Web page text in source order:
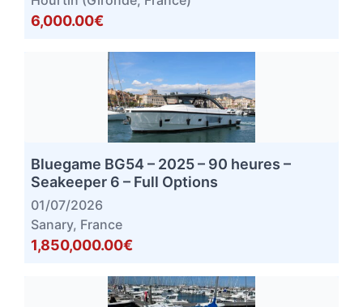
6,000.00€
Bluegame BG54 – 2025 – 90 heures –
Seakeeper 6 – Full Options
01/07/2026
Sanary, France
1,850,000.00€